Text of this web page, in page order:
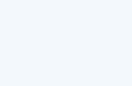
onlarca eğitim seni bekliyor!